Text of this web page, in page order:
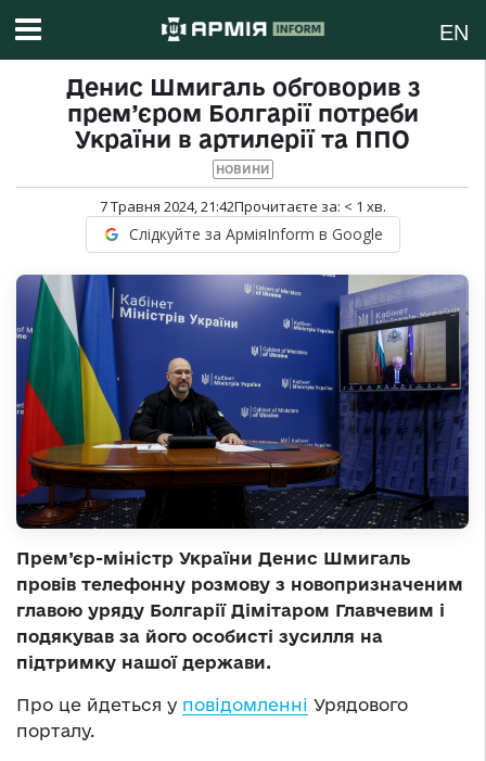
EN
Денис Шмигаль обговорив з
прем’єром Болгарії потреби
України в артилерії та ППО
НОВИНИ
7 Травня 2024, 21:42Прочитаєте за: < 1 хв.
Слідкуйте за АрміяInform в Google
Прем’єр-міністр України Денис Шмигаль
провів телефонну розмову з новопризначеним
главою уряду Болгарії Дімітаром Главчевим і
подякував за його особисті зусилля на
підтримку нашої держави.
Про це йдеться у повідомленні Урядового
порталу.